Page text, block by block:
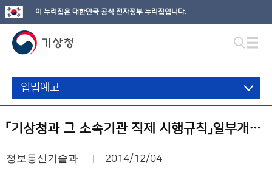
이 누리집은 대한민국 공식 전자정부 누리집입니다.
입법예고
「기상청과 그 소속기관 직제 시행규칙」일부개정령안
정보통신기술과 2014/12/04